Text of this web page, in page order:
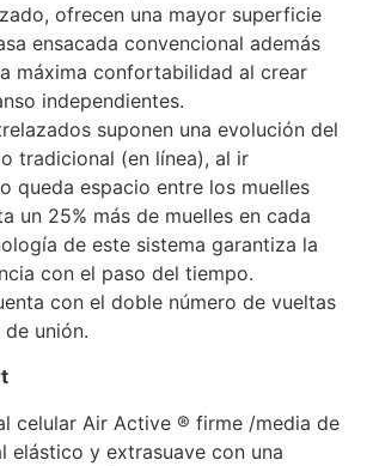
ofrecen una mayor superficie
ensacada convencional además
máxima confortabilidad al crear
independientes.
suponen una evolución del
tradicional (en línea), al ir
queda espacio entre los muelles
un 25% más de muelles en cada
de este sistema garantiza la
con el paso del tiempo.
con el doble número de vueltas
unión.
celular Air Active ® firme /media de
elástico y extrasuave con una